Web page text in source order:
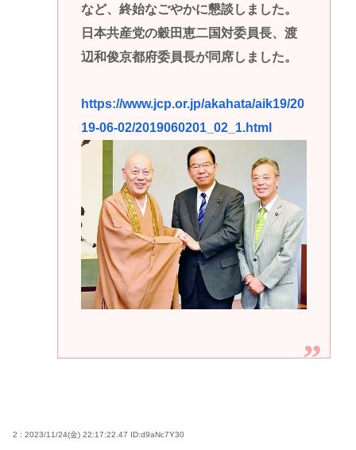
など、終始なごやかに懇談しました。
日本共産党の穀田恵二国対委員長、渡
辺和俊京都府委員長が同席しました。
https://www.jcp.or.jp/akahata/aik19/20
19-06-02/2019060201_02_1.html
2 : 2023/11/24(金) 22:17:22.47 ID:d9aNc7Y30